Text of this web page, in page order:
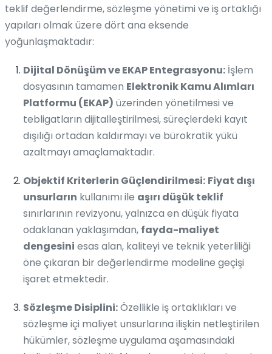
teklif değerlendirme, sözleşme yönetimi ve iş ortaklığı
yapıları olmak üzere dört ana eksende
yoğunlaşmaktadır:
Dijital Dönüşüm ve EKAP Entegrasyonu: İşlem
dosyasının tamamen Elektronik Kamu Alımları
Platformu (EKAP) üzerinden yönetilmesi ve
tebligatların dijitalleştirilmesi, süreçlerdeki kayıt
dışılığı ortadan kaldırmayı ve bürokratik yükü
azaltmayı amaçlamaktadır.
Objektif Kriterlerin Güçlendirilmesi: Fiyat dışı
unsurların kullanımı ile aşırı düşük teklif
sınırlarının revizyonu, yalnızca en düşük fiyata
odaklanan yaklaşımdan, fayda-maliyet
dengesini esas alan, kaliteyi ve teknik yeterliliği
öne çıkaran bir değerlendirme modeline geçişi
işaret etmektedir.
Sözleşme Disiplini:Özellikle iş ortaklıkları ve
sözleşme içi maliyet unsurlarına ilişkin netleştirilen
hükümler, sözleşme uygulama aşamasındaki